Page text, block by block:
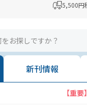
5,500円
新刊情報